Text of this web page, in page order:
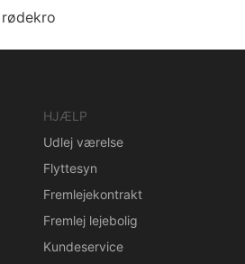
HJÆLP
Udlej værelse
Flyttesyn
Fremlejekontrakt
Fremlej lejebolig
Kundeservice